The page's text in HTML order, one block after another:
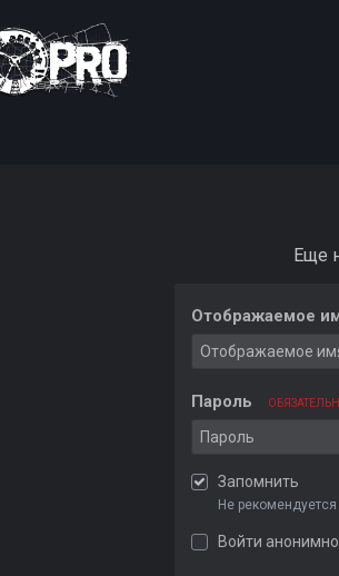
Еще
Отображаемое
Пароль
Запомнить
Не
Войти анонимно